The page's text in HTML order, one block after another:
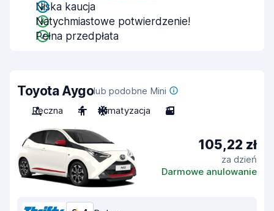
Niska kaucja
Natychmiastowe potwierdzenie!
Pełna przedpłata
Toyota Aygolub podobne Mini
Ręczna
4 Klimatyzacja 3
105,22 zł
za dzień
Darmowe anulowanie